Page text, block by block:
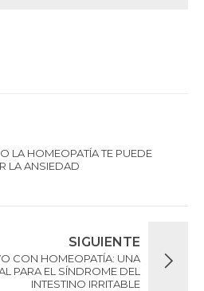
LA HOMEOPATÍA TE PUEDE
LA ANSIEDAD
SIGUIENTE
CON HOMEOPATÍA: UNA
PARA EL SÍNDROME DEL
INTESTINO IRRITABLE